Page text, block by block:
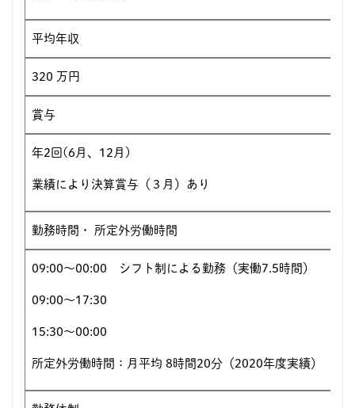
平均年収
320 万円
賞与
年2回(6月、12月)
業績により決算賞与（３月）あり
勤務時間・ 所定外労働時間
09:00～00:00 シフト制による勤務（実働7.5時間）
09:00～17:30
15:30～00:00
所定外労働時間：月平均 8時間20分（2020年度実績）